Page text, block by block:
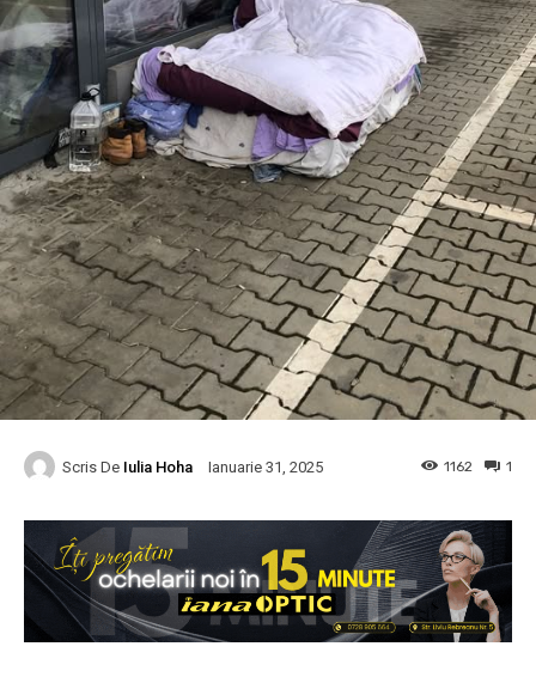
Scris De Iulia Hoha Ianuarie 31, 2025 1
1162